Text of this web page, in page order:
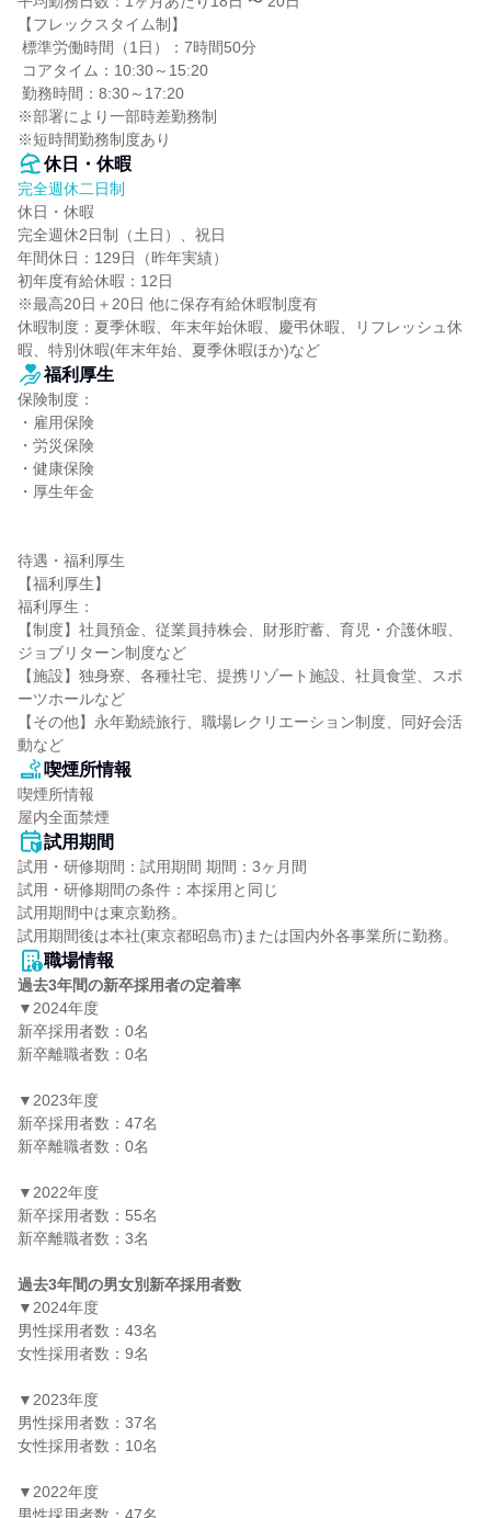
【フレックスタイム制】
※部署により一部時差勤務制
※短時間勤務制度あり
休日・休暇
完全週休二日制
休日・休暇
完全週休2日制（土日）、祝日
年間休日：129日（昨年実績）
初年度有給休暇：12日
※最高20日＋20日 他に保存有給休暇制度有
休暇制度：夏季休暇、年末年始休暇、慶弔休暇、リフレッシュ休
暇、特別休暇(年末年始、夏季休暇ほか)など
福利厚生
保険制度：
・雇用保険
・労災保険
・健康保険
・厚生年金
待遇・福利厚生
【福利厚生】
福利厚生：
【制度】社員預金、従業員持株会、財形貯蓄、育児・介護休暇、
ジョブリターン制度など
【施設】独身寮、各種社宅、提携リゾート施設、社員食堂、スポ
ーツホールなど
【その他】永年勤続旅行、職場レクリエーション制度、同好会活
動など
喫煙所情報
喫煙所情報
屋内全面禁煙
試用期間
試用・研修期間：試用期間 期間：3ヶ月間
試用・研修期間の条件：本採用と同じ
試用期間中は東京勤務。
職場情報
過去3年間の新卒採用者の定着率
▼2024年度
新卒採用者数：0名
新卒離職者数：0名
▼2023年度
新卒採用者数：47名
新卒離職者数：0名
▼2022年度
新卒採用者数：55名
新卒離職者数：3名
過去3年間の男女別新卒採用者数
▼2024年度
男性採用者数：43名
女性採用者数：9名
▼2023年度
男性採用者数：37名
女性採用者数：10名
▼2022年度